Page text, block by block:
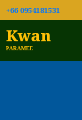
+66 0954181531
Kwan
PARAMEE